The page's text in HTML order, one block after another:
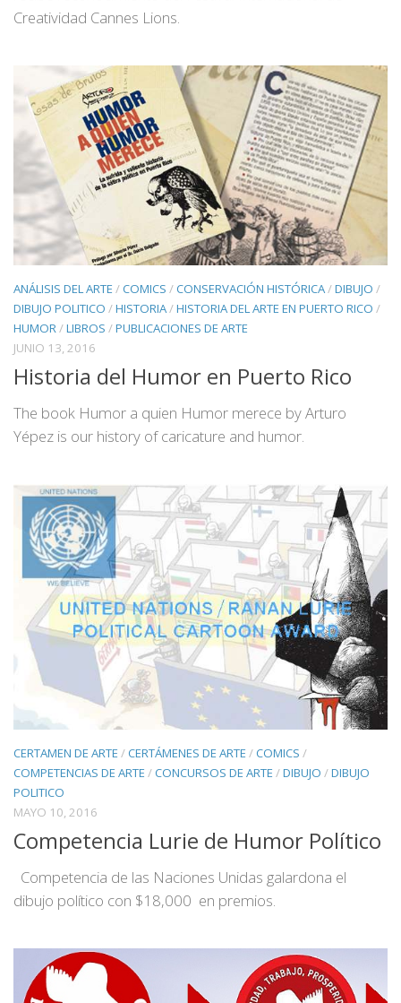
Creatividad Cannes Lions.
ANÁLISIS DEL ARTE /COMICS /CONSERVACIÓN HISTÓRICA/DIBUJO /
DIBUJO POLITICO /HISTORIA/HISTORIA DEL ARTE EN PUERTO RICO /
HUMOR/LIBROS /PUBLICACIONES DE ARTE
JUNIO 13, 2016
Historia del Humor en Puerto Rico
The book Humor a quien Humor merece by Arturo
Yépez is our history of caricature and humor.
CERTAMEN DE ARTE /CERTÁMENES DE ARTE /COMICS /
COMPETENCIAS DE ARTE /CONCURSOS DE ARTE /DIBUJO /DIBUJO
POLITICO
MAYO 10, 2016
Competencia Lurie de Humor Político
Competencia de las Naciones Unidas galardona el
dibujo político con $18,000 en premios.